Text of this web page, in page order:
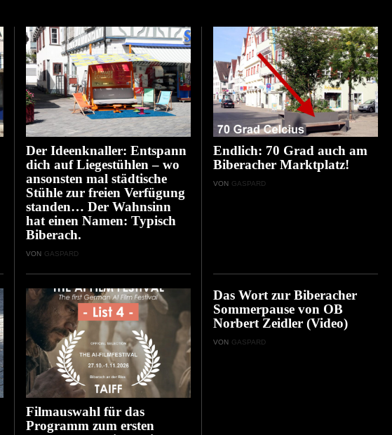
Der Ideenknaller: Entspann
dich auf Liegestühlen – wo
ansonsten mal städtische
Stühle zur freien Verfügung
standen… Der Wahnsinn
hat einen Namen: Typisch
Biberach.
VON GASPARD
Endlich: 70 Grad auch am
Biberacher Marktplatz!
VON GASPARD
Filmauswahl für das
Programm zum ersten
Das Wort zur Biberacher
Sommerpause von OB
Norbert Zeidler (Video)
VON GASPARD